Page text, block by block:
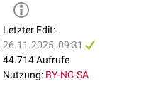
Letzter Edit:
26.11.2025, 09:31
44.714 Aufrufe
Nutzung: BY-NC-SA